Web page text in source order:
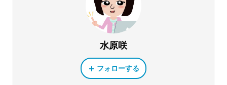
水原咲
フォローする